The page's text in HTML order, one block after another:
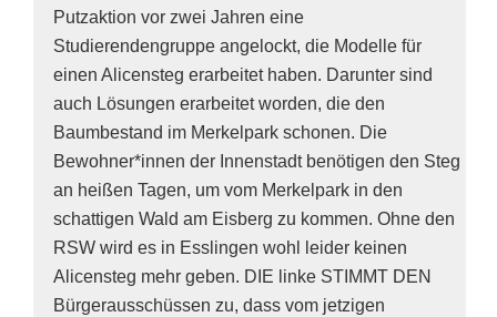
Putzaktion vor zwei Jahren eine
Studierendengruppe angelockt, die Modelle für
einen Alicensteg erarbeitet haben. Darunter sind
auch Lösungen erarbeitet worden, die den
Baumbestand im Merkelpark schonen. Die
Bewohner*innen der Innenstadt benötigen den Steg
an heißen Tagen, um vom Merkelpark in den
schattigen Wald am Eisberg zu kommen. Ohne den
RSW wird es in Esslingen wohl leider keinen
Alicensteg mehr geben. DIE linke STIMMT DEN
Bürgerausschüssen zu, dass vom jetzigen